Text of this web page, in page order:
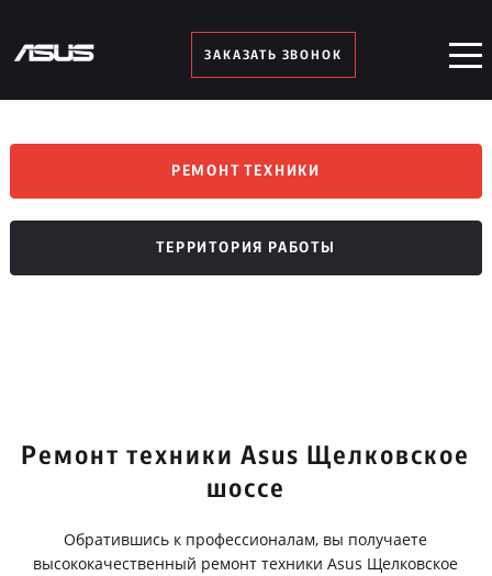
ЗАКАЗАТЬ ЗВОНОК
РЕМОНТ ТЕХНИКИ
ТЕРРИТОРИЯ РАБОТЫ
Ремонт техники Asus Щелковское
шоссе
Обратившись к профессионалам, вы получаете
высококачественный ремонт техники Asus Щелковское